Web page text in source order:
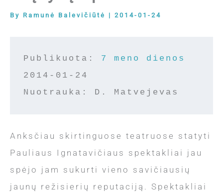
By Ramunė Balevičiūtė | 2014-01-24
Publikuota: 7 meno dienos
2014-01-24
Nuotrauka: D. Matvejevas
Anksčiau skirtinguose teatruose statyti
Pauliaus Ignatavičiaus spektakliai jau
spėjo jam sukurti vieno savičiausių
jaunų režisierių reputaciją. Spektakliai